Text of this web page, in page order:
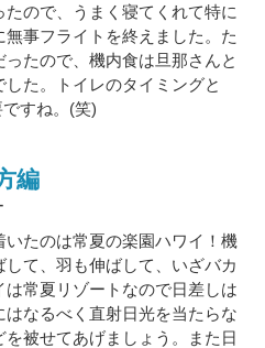
ので、うまく寝てくれて特に
事フライトを終えました。た
たので、機内食は旦那さんと
た。トイレのタイミングと
すね。(笑)
編
たのは常夏の楽園ハワイ！機
て、羽も伸ばして、いざバカ
常夏リゾートなので日差しは
なるべく直射日光を当たらな
被せてあげましょう。また日